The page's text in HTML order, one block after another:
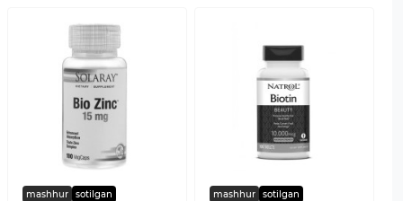
mashhur sotilgan mashhur sotilgan